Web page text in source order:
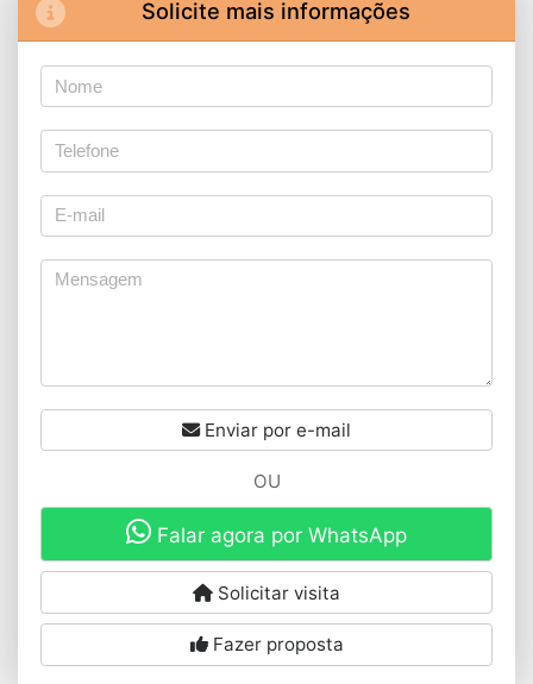
Solicite mais informações
Enviar por e-mail
OU
Falar agora por WhatsApp
Solicitar visita
Fazer proposta